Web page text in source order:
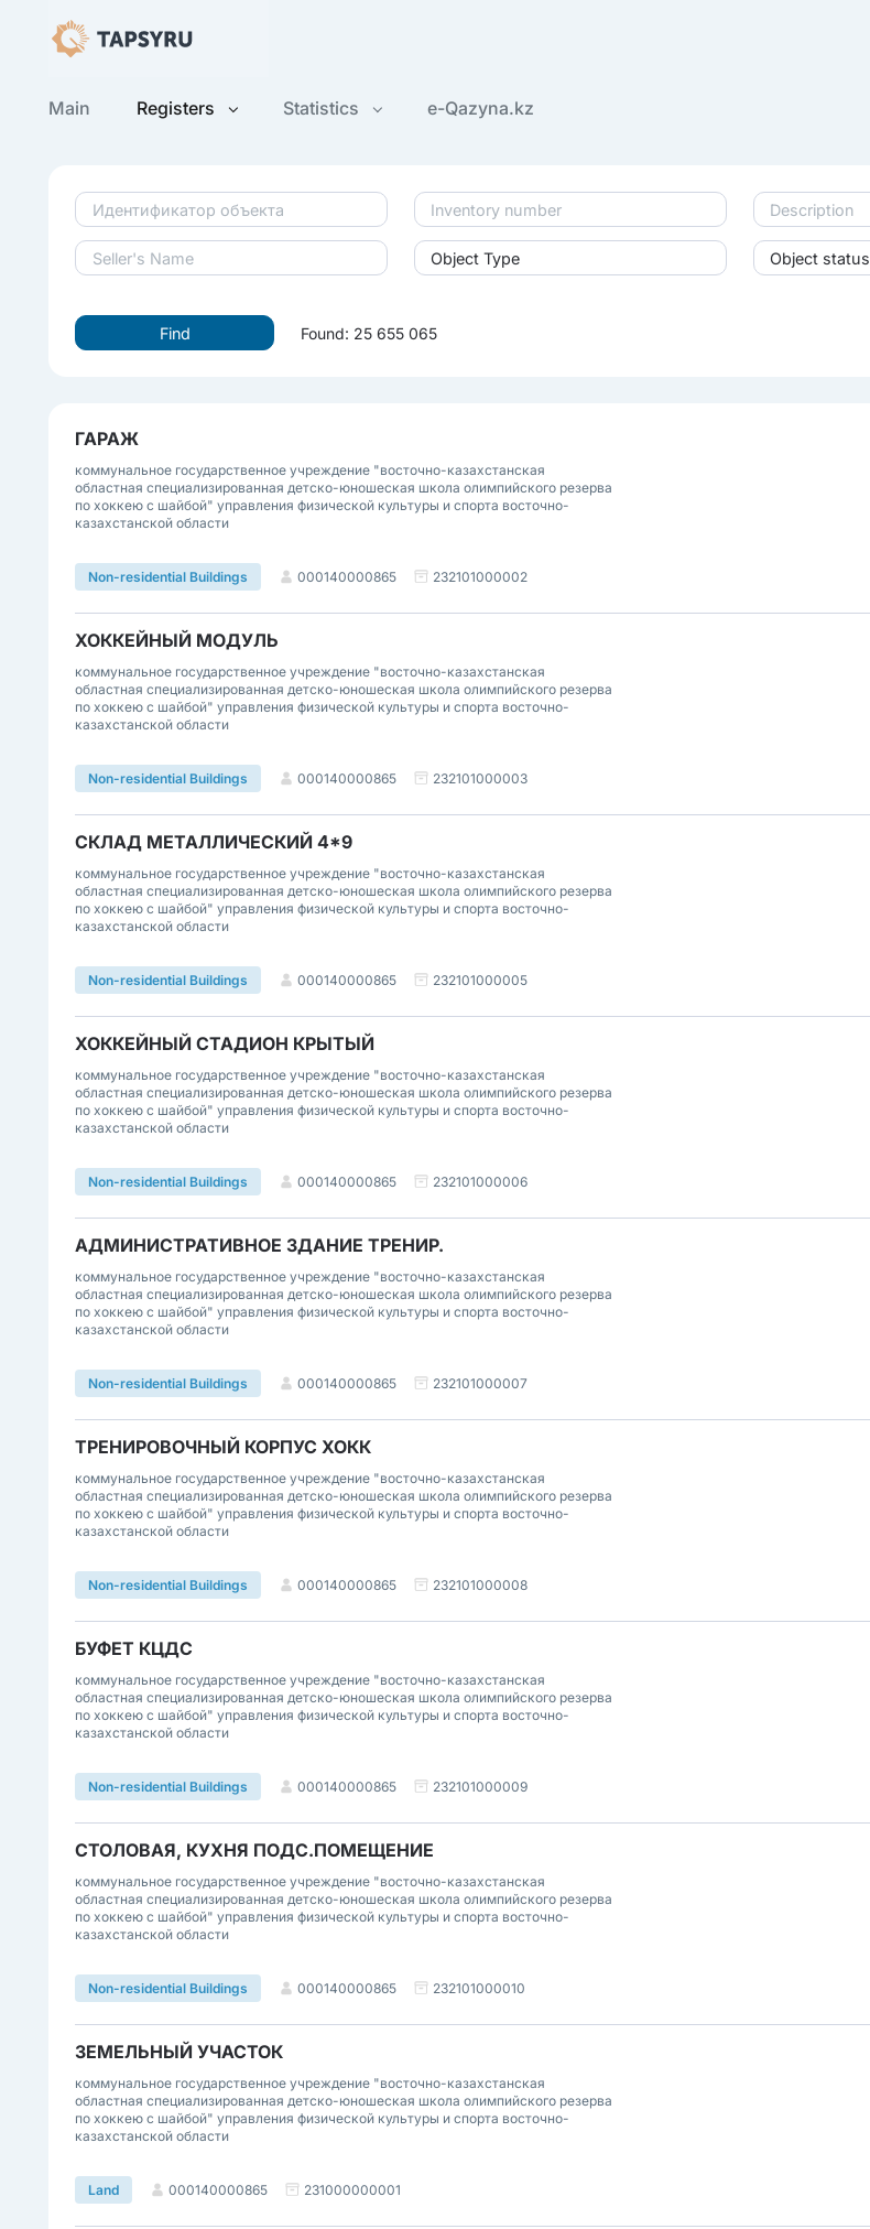
Main Registers Statistics e-Qazyna.kz
Object Type Object status
Found: 25 655 065
ГАРАЖ
коммунальное государственное учреждение "восточно-казахстанская
областная специализированная детско-юношеская школа олимпийского резерва
по хоккею с шайбой" управления физической культуры и спорта восточно-
казахстанской области
Non-residential Buildings 000140000865 232101000002
ХОККЕЙНЫЙ МОДУЛЬ
коммунальное государственное учреждение "восточно-казахстанская
областная специализированная детско-юношеская школа олимпийского резерва
по хоккею с шайбой" управления физической культуры и спорта восточно-
казахстанской области
Non-residential Buildings 000140000865 232101000003
СКЛАД МЕТАЛЛИЧЕСКИЙ 4*9
коммунальное государственное учреждение "восточно-казахстанская
областная специализированная детско-юношеская школа олимпийского резерва
по хоккею с шайбой" управления физической культуры и спорта восточно-
казахстанской области
Non-residential Buildings 000140000865 232101000005
ХОККЕЙНЫЙ СТАДИОН КРЫТЫЙ
коммунальное государственное учреждение "восточно-казахстанская
областная специализированная детско-юношеская школа олимпийского резерва
по хоккею с шайбой" управления физической культуры и спорта восточно-
казахстанской области
Non-residential Buildings 000140000865 232101000006
АДМИНИСТРАТИВНОЕ ЗДАНИЕ ТРЕНИР.
коммунальное государственное учреждение "восточно-казахстанская
областная специализированная детско-юношеская школа олимпийского резерва
по хоккею с шайбой" управления физической культуры и спорта восточно-
казахстанской области
Non-residential Buildings 000140000865 232101000007
ТРЕНИРОВОЧНЫЙ КОРПУС ХОКК
коммунальное государственное учреждение "восточно-казахстанская
областная специализированная детско-юношеская школа олимпийского резерва
по хоккею с шайбой" управления физической культуры и спорта восточно-
казахстанской области
Non-residential Buildings 000140000865 232101000008
БУФЕТ КЦДС
коммунальное государственное учреждение "восточно-казахстанская
областная специализированная детско-юношеская школа олимпийского резерва
по хоккею с шайбой" управления физической культуры и спорта восточно-
казахстанской области
Non-residential Buildings 000140000865 232101000009
СТОЛОВАЯ, КУХНЯ ПОДС.ПОМЕЩЕНИЕ
коммунальное государственное учреждение "восточно-казахстанская
областная специализированная детско-юношеская школа олимпийского резерва
по хоккею с шайбой" управления физической культуры и спорта восточно-
казахстанской области
Non-residential Buildings 000140000865 232101000010
ЗЕМЕЛЬНЫЙ УЧАСТОК
коммунальное государственное учреждение "восточно-казахстанская
областная специализированная детско-юношеская школа олимпийского резерва
по хоккею с шайбой" управления физической культуры и спорта восточно-
казахстанской области
Land 000140000865 231000000001